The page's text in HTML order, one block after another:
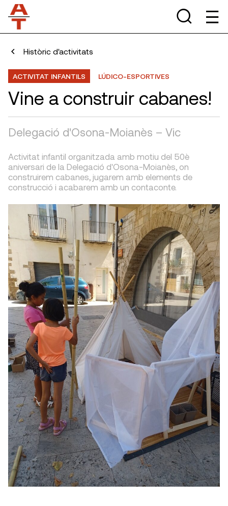
Històric d'activitats
ACTIVITAT INFANTILS LÚDICO-ESPORTIVES
Vine a construir cabanes!
Delegació d'Osona-Moianès – Vic
Activitat infantil organitzada amb motiu del 50è
aniversari de la Delegació d'Osona-Moianès, on
construirem cabanes, jugarem amb elements de
construcció i acabarem amb un contaconte.